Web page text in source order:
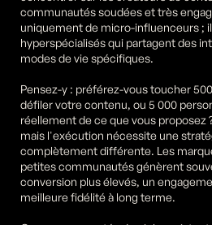
communautés soudées et très
uniquement de micro-influenceurs ;
hyperspécialisés qui partagent des
modes de vie spécifiques.
Pensez-y : préférez-vous toucher
défiler votre contenu, ou 5 000
réellement de ce que vous proposez
mais l'exécution nécessite une
complètement différente. Les
petites communautés génèrent
conversion plus élevés, un
meilleure fidélité à long terme.